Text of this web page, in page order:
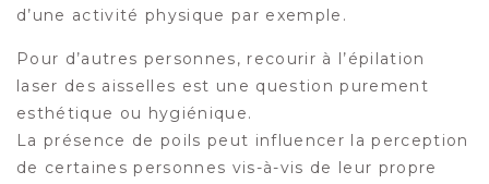
d’une activité physique par exemple.
Pour d’autres personnes, recourir à l’épilation
laser des aisselles est une question purement
esthétique ou hygiénique.
La présence de poils peut influencer la perception
de certaines personnes vis-à-vis de leur propre